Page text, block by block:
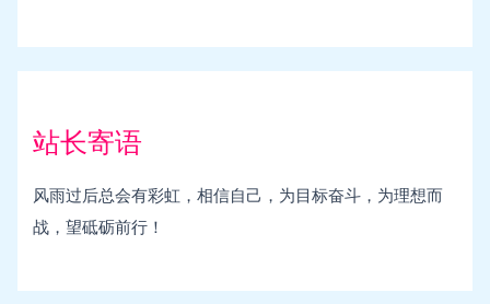
站长寄语
风雨过后总会有彩虹，相信自己，为目标奋斗，为理想而
战，望砥砺前行！